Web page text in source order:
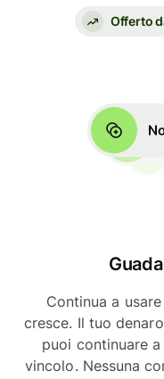
Offerto
Continua a
cresce. Il tuo
puoi continuare
vincolo. Nessuna